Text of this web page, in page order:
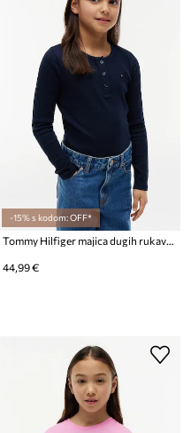
-15% s kodom: OFF*
Tommy Hilfiger majica dugih rukava za djecu s pamukom
44,99 €